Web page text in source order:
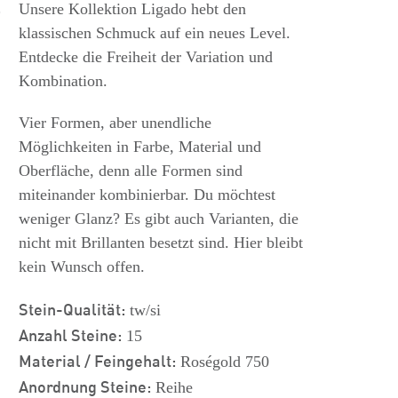
Unsere Kollektion Ligado hebt den
klassischen Schmuck auf ein neues Level.
Entdecke die Freiheit der Variation und
Kombination.
Vier Formen, aber unendliche
Möglichkeiten in Farbe, Material und
Oberfläche, denn alle Formen sind
miteinander kombinierbar. Du möchtest
weniger Glanz? Es gibt auch Varianten, die
nicht mit Brillanten besetzt sind. Hier bleibt
kein Wunsch offen.
Stein-Qualität: tw/si
Anzahl Steine: 15
Material / Feingehalt: Roségold 750
Anordnung Steine: Reihe